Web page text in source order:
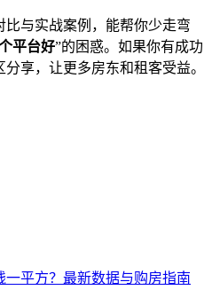
比与实战案例，能帮你少走弯
平台好”的困惑。如果你有成功
享，让更多房东和租客受益。
一平方？最新数据与购房指南